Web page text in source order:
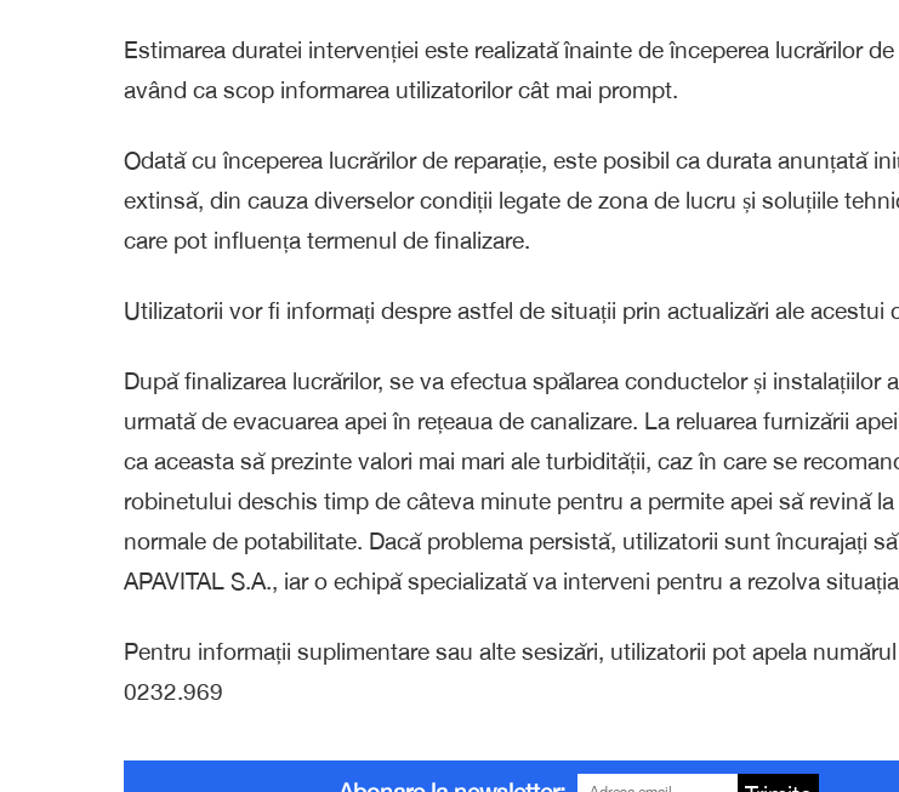
Estimarea duratei intervenției este realizată înainte de începerea lucrărilor de
având ca scop informarea utilizatorilor cât mai prompt.
Odată cu începerea lucrărilor de reparație, este posibil ca durata anunțată
extinsă, din cauza diverselor condiții legate de zona de lucru și soluțiile
care pot influența termenul de finalizare.
Utilizatorii vor fi informați despre astfel de situații prin actualizări ale acestui
După finalizarea lucrărilor, se va efectua spălarea conductelor și instalațiilor
urmată de evacuarea apei în rețeaua de canalizare. La reluarea furnizării
ca aceasta să prezinte valori mai mari ale turbidității, caz în care se
robinetului deschis timp de câteva minute pentru a permite apei să revină
normale de potabilitate. Dacă problema persistă, utilizatorii sunt încurajați
APAVITAL S.A., iar o echipă specializată va interveni pentru a rezolva
Pentru informații suplimentare sau alte sesizări, utilizatorii pot apela
0232.969